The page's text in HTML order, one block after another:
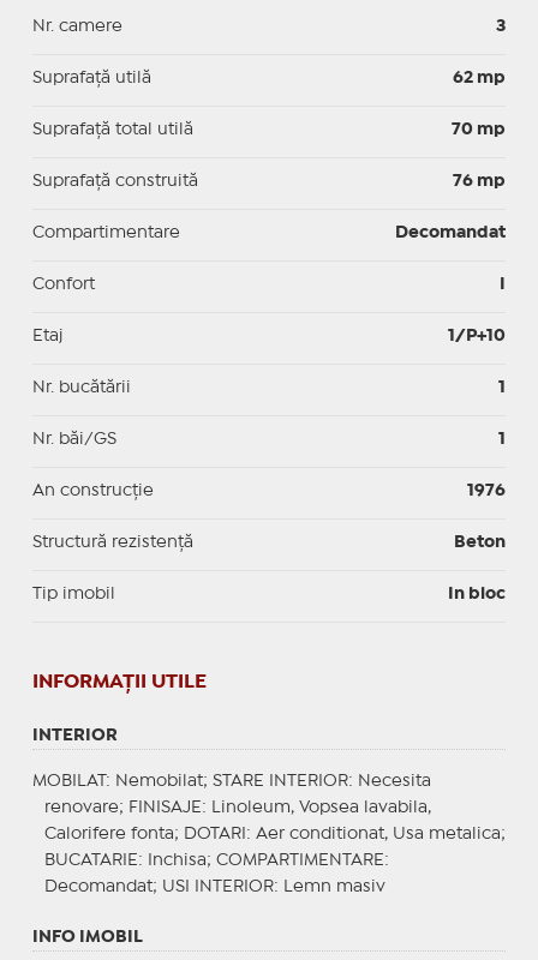
Nr. camere 3
Suprafaţă utilă 62 mp
Suprafaţă total utilă 70 mp
Suprafaţă construită 76 mp
Compartimentare Decomandat
Confort
Etaj 1/P+10
Nr. bucătării 1
Nr. băi/GS 1
An construcție 1976
Structură rezistență Beton
Tip imobil In bloc
INFORMAŢII UTILE
INTERIOR
MOBILAT : Nemobilat; STARE INTERIOR: Necesita
renovare; FINISAJE : Linoleum, Vopsea lavabila,
Calorifere fonta;
DOTARI : Aer conditionat, Usa metalica;
BUCATARIE : Inchisa; COMPARTIMENTARE :
Decomandat; USI INTERIOR: Lemn masiv
INFO IMOBIL